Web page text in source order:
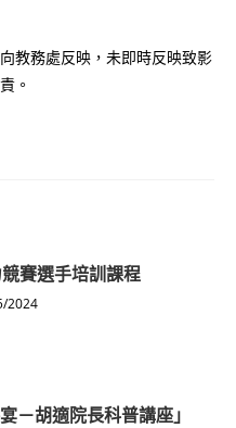
教務處反映，未即時反映致影
。
賽選手培訓課程
2024
－胡適院長科普講座」